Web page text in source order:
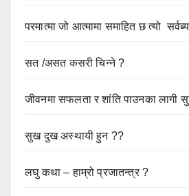
परमात्मा जो आत्मामा समाहित छ त्यो
सत /असत कसरी चिन्ने ?
जीवनमा सफलता र शांति पाउनका लागी
सुख दुख अस्थायी हुन ??
लघु कथा – हाम्रो प्रजातन्त्र ?